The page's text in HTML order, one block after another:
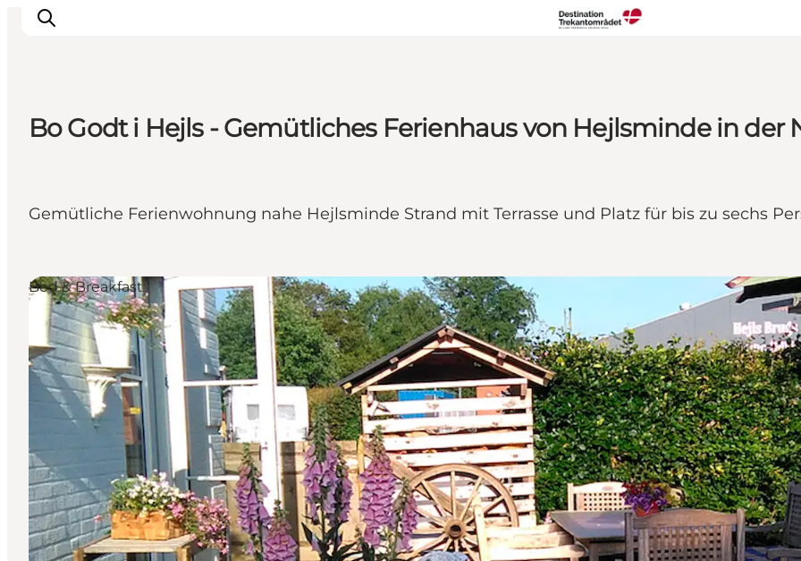
Erlebnisse
Tickets
Bo Godt i Hejls - Gemütliches Ferienhaus von Hejlsminde in der
Gemütliche Ferienwohnung nahe Hejlsminde Strand mit Terrasse und Platz für bis zu sechs
Bed & Breakfast